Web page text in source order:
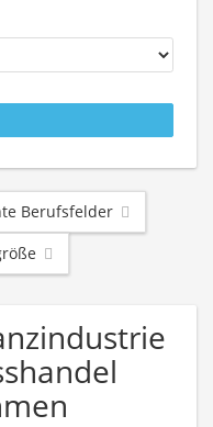
Berufsfelder